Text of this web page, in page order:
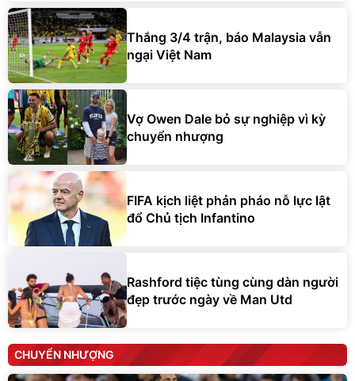
Thắng 3/4 trận, báo Malaysia vẫn
ngại Việt Nam
Vợ Owen Dale bỏ sự nghiệp vì kỳ
chuyển nhượng
FIFA kịch liệt phản pháo nỗ lực lật
đổ Chủ tịch Infantino
Rashford tiệc tùng cùng dàn người
đẹp trước ngày về Man Utd
CHUYỂN NHƯỢNG